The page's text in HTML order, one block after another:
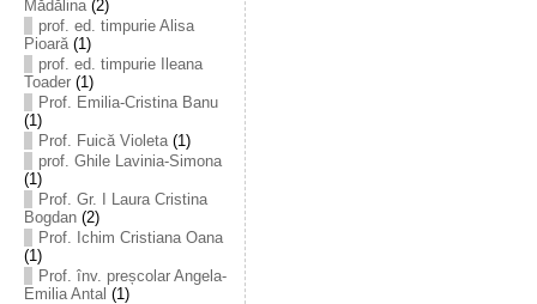
Mădălina(2)
prof. ed. timpurie Alisa
Pioară(1)
prof. ed. timpurie Ileana
Toader(1)
Prof. Emilia-Cristina Banu
(1)
Prof. Fuică Violeta(1)
prof. Ghile Lavinia-Simona
(1)
Prof. Gr. I Laura Cristina
Bogdan(2)
Prof. Ichim Cristiana Oana
(1)
Prof. înv. preșcolar Angela-
Emilia Antal (1)